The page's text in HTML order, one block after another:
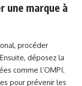
une marque à
procéder
déposez la
comme l’OMPI.
pour prévenir les